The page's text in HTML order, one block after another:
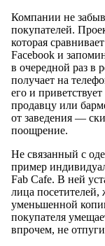
Компании не
покупателей.
которая
Facebook и
в очередной раз в
получает на
его и
продавцу или
от заведения —
поощрение.
Не связанный с
пример
Fab Cafe. В ней
лица
уменьшенной
покупателя
впрочем, не